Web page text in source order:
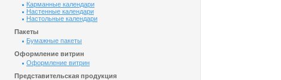
Карманные календари
Настенные календари
Настольные календари
Пакеты
Бумажные пакеты
Оформление витрин
Оформление витрин
Представительская продукция